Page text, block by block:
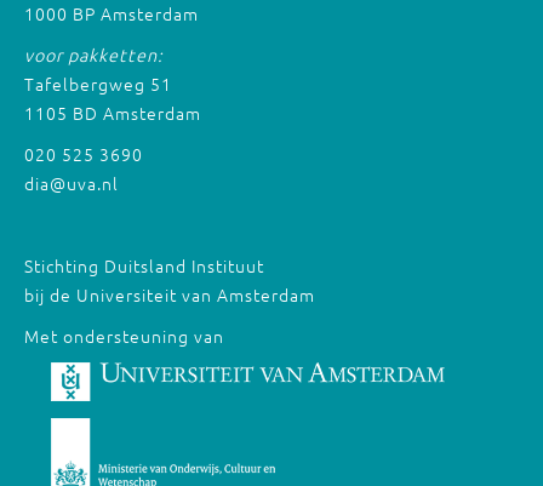
1000 BP Amsterdam
voor pakketten:
Tafelbergweg 51
1105 BD Amsterdam
020 525 3690
dia@uva.nl
Stichting Duitsland Instituut
bij de Universiteit van Amsterdam
Met ondersteuning van